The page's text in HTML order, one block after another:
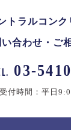
トラルコンク
い合わせ・ご
03-
受付時間：平日